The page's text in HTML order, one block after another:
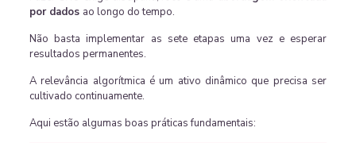
por dados ao longo do tempo.
Não basta implementar as sete etapas uma vez e esperar
resultados permanentes.
A relevância algorítmica é um ativo dinâmico que precisa ser
cultivado continuamente.
Aqui estão algumas boas práticas fundamentais: